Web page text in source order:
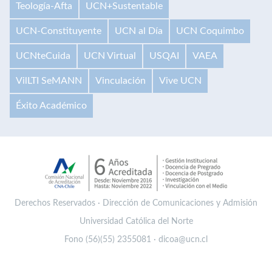
Teología-Afta UCN+Sustentable
UCN-Constituyente UCN al Día UCN Coquimbo
UCNteCuida UCN Virtual USQAI VAEA
VilLTI SeMANN Vinculación Vive UCN
Éxito Académico
Derechos Reservados · Dirección de Comunicaciones y Admisión
Universidad Católica del Norte
Fono (56)(55) 2355081 · dicoa@ucn.cl